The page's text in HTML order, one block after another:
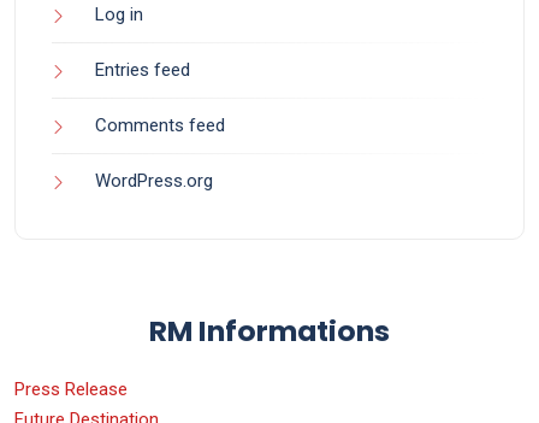
Log in
Entries feed
Comments feed
WordPress.org
RM Informations
Press Release